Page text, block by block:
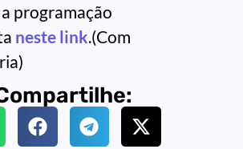
programação
neste link.(Com